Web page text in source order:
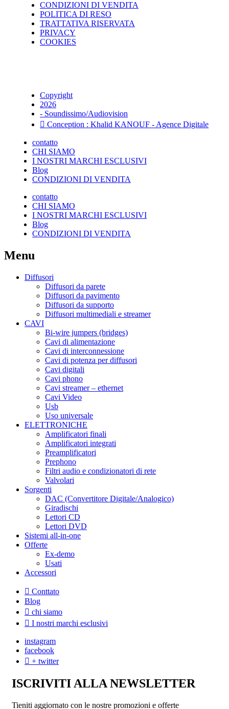
CONDIZIONI DI VENDITA
POLITICA DI RESO
TRATTATIVA RISERVATA
PRIVACY
COOKIES
Copyright
2026
- Soundissimo/Audiovision
Conception : Khalid KANOUF - Agence Digitale
contatto
CHI SIAMO
I NOSTRI MARCHI ESCLUSIVI
Blog
CONDIZIONI DI VENDITA
contatto
CHI SIAMO
I NOSTRI MARCHI ESCLUSIVI
Blog
CONDIZIONI DI VENDITA
Menu
Diffusori
Diffusori da parete
Diffusori da pavimento
Diffusori da supporto
Diffusori multimediali e streamer
CAVI
Bi-wire jumpers (bridges)
Cavi di alimentazione
Cavi di interconnessione
Cavi di potenza per diffusori
Cavi digitali
Cavi phono
Cavi streamer – ethernet
Cavi Video
Usb
Uso universale
ELETTRONICHE
Amplificatori finali
Amplificatori integrati
Preamplificatori
Prephono
Filtri audio e condizionatori di rete
Valvolari
Sorgenti
DAC (Convertitore Digitale/Analogico)
Giradischi
Lettori CD
Lettori DVD
Sistemi all-in-one
Offerte
Ex-demo
Usati
Accessori
Conttato
Blog
chi siamo
I nostri marchi esclusivi
instagram
facebook
+ twitter
ISCRIVITI ALLA NEWSLETTER
Tieniti aggiornato con le nostre promozioni e offerte